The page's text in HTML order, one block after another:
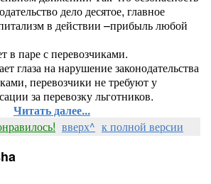
дело десятое, главное
в действии –прибыль любой
в паре с перевозчиками.
глаза на нарушение законодательства
перевозчики не требуют у
за перевозку льготников.
Читать далее...
вверх^ к полной версии